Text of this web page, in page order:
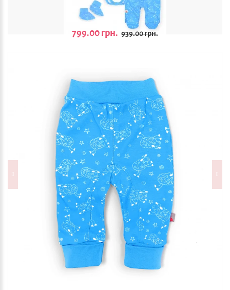
799.00 грн. 939.00 грн.